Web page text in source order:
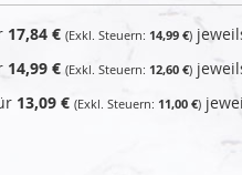
17,84 € 14,99 €
14,99 € 12,60 €
13,09 € 11,00 €